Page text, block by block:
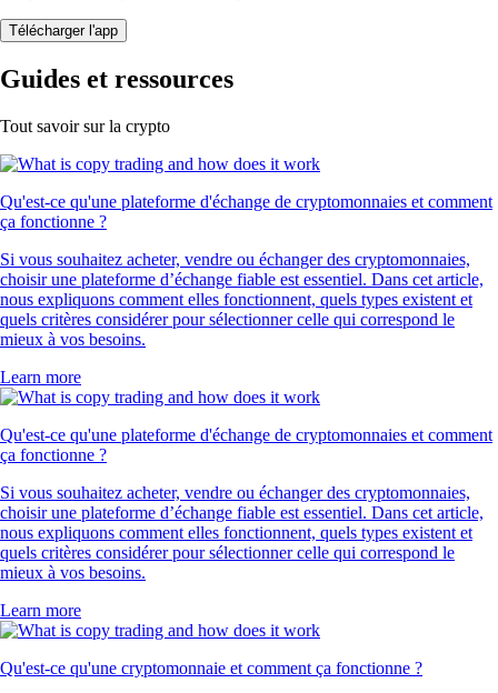
Télécharger l'app
Guides et ressources
Tout savoir sur la crypto
Qu'est-ce qu'une plateforme d'échange de cryptomonnaies et comment
ça fonctionne ?
Si vous souhaitez acheter, vendre ou échanger des cryptomonnaies,
choisir une plateforme d’échange fiable est essentiel. Dans cet article,
nous expliquons comment elles fonctionnent, quels types existent et
quels critères considérer pour sélectionner celle qui correspond le
mieux à vos besoins.
Learn more
Qu'est-ce qu'une plateforme d'échange de cryptomonnaies et comment
ça fonctionne ?
Si vous souhaitez acheter, vendre ou échanger des cryptomonnaies,
choisir une plateforme d’échange fiable est essentiel. Dans cet article,
nous expliquons comment elles fonctionnent, quels types existent et
quels critères considérer pour sélectionner celle qui correspond le
mieux à vos besoins.
Learn more
Qu'est-ce qu'une cryptomonnaie et comment ça fonctionne ?